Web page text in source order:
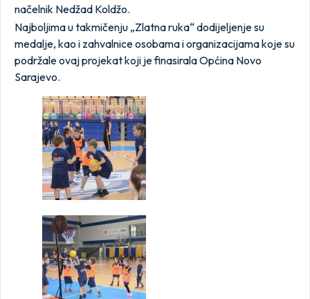
načelnik Nedžad Koldžo.
Najboljima u takmičenju „Zlatna ruka“ dodijeljenje su
medalje, kao i zahvalnice osobama i organizacijama koje su
podržale ovaj projekat koji je finasirala Općina Novo
Sarajevo.